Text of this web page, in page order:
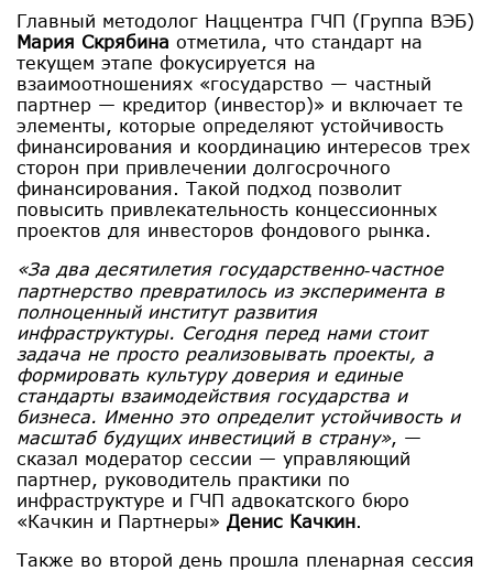
Главный методолог Наццентра ГЧП (Группа ВЭБ)
Мария Скрябина отметила, что стандарт на
текущем этапе фокусируется на
взаимоотношениях «государство — частный
партнер — кредитор (инвестор)» и включает те
элементы, которые определяют устойчивость
финансирования и координацию интересов трех
сторон при привлечении долгосрочного
финансирования. Такой подход позволит
повысить привлекательность концессионных
проектов для инвесторов фондового рынка.
«За два десятилетия государственно‑частное
партнерство превратилось из эксперимента в
полноценный институт развития
инфраструктуры. Сегодня перед нами стоит
задача не просто реализовывать проекты, а
формировать культуру доверия и единые
стандарты взаимодействия государства и
бизнеса. Именно это определит устойчивость и
масштаб будущих инвестиций в страну», —
сказал модератор сессии — управляющий
партнер, руководитель практики по
инфраструктуре и ГЧП адвокатского бюро
«Качкин и Партнеры» Денис Качкин.
Также во второй день прошла пленарная сессия